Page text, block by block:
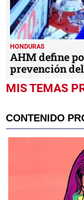
HONDURAS
AHM define
prevención
MIS TEMAS